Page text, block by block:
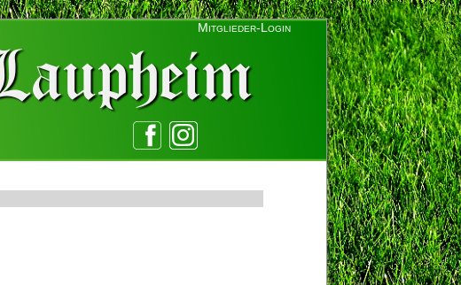
Mitglieder-Login